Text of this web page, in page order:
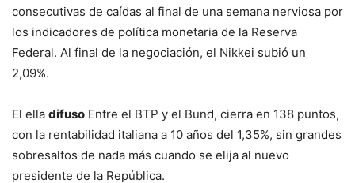
consecutivas de caídas al final de una semana nerviosa por
los indicadores de política monetaria de la Reserva
Federal. Al final de la negociación, el Nikkei subió un
2,09%.
El ella difuso Entre el BTP y el Bund, cierra en 138 puntos,
con la rentabilidad italiana a 10 años del 1,35%, sin grandes
sobresaltos de nada más cuando se elija al nuevo
presidente de la República.